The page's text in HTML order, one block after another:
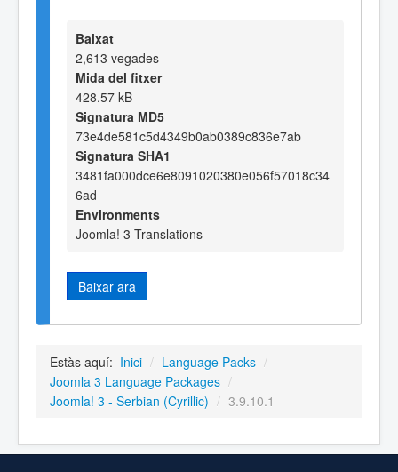
Baixat
2,613 vegades
Mida del fitxer
428.57 kB
Signatura MD5
73e4de581c5d4349b0ab0389c836e7ab
Signatura SHA1
3481fa000dce6e8091020380e056f57018c34
6ad
Environments
Joomla! 3 Translations
Baixar ara
Estàs aquí: Inici / Language Packs /
Joomla 3 Language Packages /
Joomla! 3 - Serbian (Cyrillic) / 3.9.10.1